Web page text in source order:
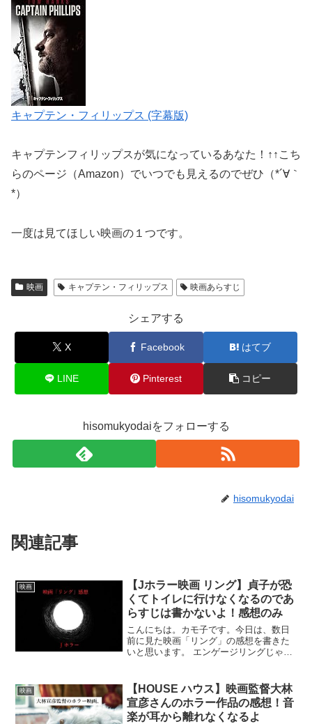
キャプテン・フィリップス (字幕版)
キャプテンフィリップスが気になっているあなた！↑↑こち
らのページ（Amazon）でいつでも見えるのでぜひ（*´∀｀
*）
一度は見てほしい映画の１つです。
映画 キャプテン・フィリップス 映画あらすじ
シェアする
X Facebook はてブ
LINE Pinterest コピー
hisomukyodaiをフォローする
hisomukyodai
関連記事
映画
【Jホラー映画 リング】貞子が恐
くてトイレに行けなくなるのであ
らすじは書かないよ！感想のみ
こんにちは。カモ子です。今日は、数日
前に見た映画「リング」の感想を書きた
いと思います。 エンゲージリングじゃな
は・・・？超超簡単あらすじリングあら
すじは書かないとタイトルで...
映画
【HOUSE ハウス】映画監督大林
宣彦さんのホラー作品の感想！音
楽が耳から離れなくなるよ